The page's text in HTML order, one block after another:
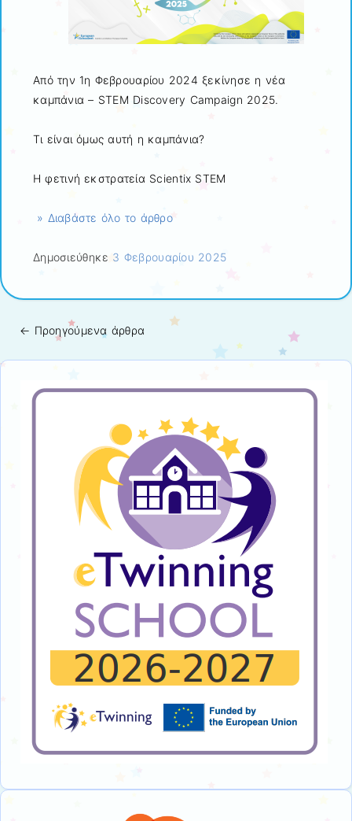
Από την 1η Φεβρουαρίου 2024 ξεκίνησε η νέα
καμπάνια – STEM Discovery Campaign 2025.
Τι είναι όμως αυτή η καμπάνια?
Η φετινή εκστρατεία Scientix STEM
» Διαβάστε όλο το άρθρο
Δημοσιεύθηκε 3 Φεβρουαρίου 2025
Πλοήγηση άρθρων
← Προηγούμενα άρθρα